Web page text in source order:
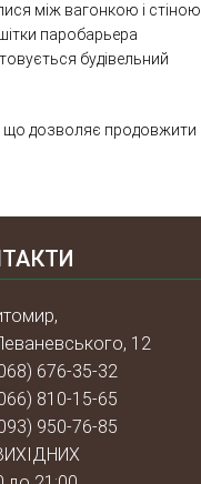
між вагонкою і стіною.
паробарьера
будівельний
що дозволяє продовжити
12
676-35-32
810-15-65
950-76-85